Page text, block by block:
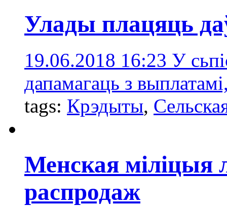
Улады плацяць
19.06.2018 16:23 У
дапамагаць з
tags: Крэдыты,
Менская міліцыя
распродаж